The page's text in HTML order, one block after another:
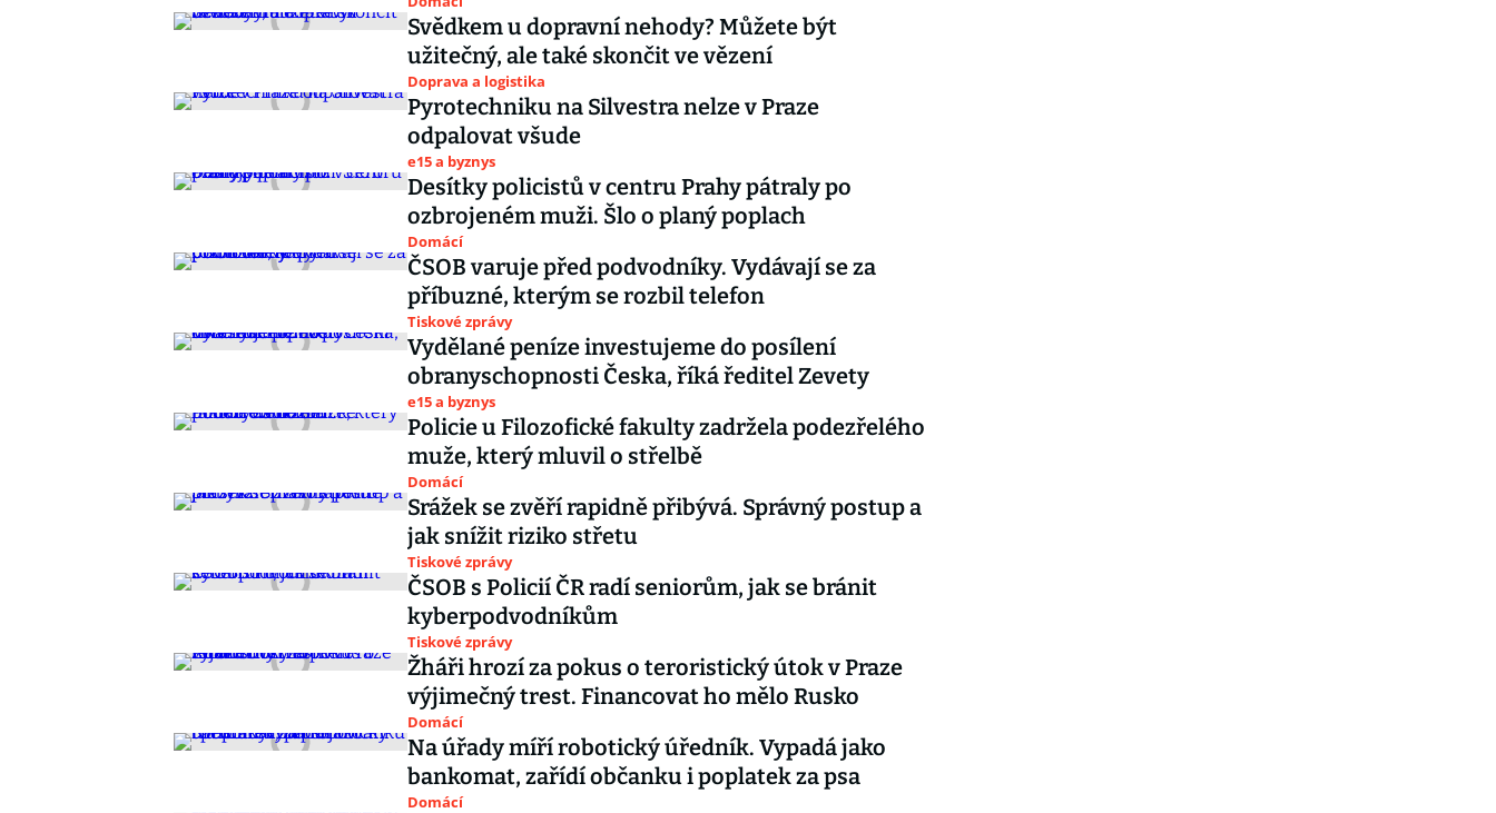
Svědkem u dopravní nehody? Můžete být
užitečný, ale také skončit ve vězení
Doprava a logistika
Pyrotechniku na Silvestra nelze v Praze
odpalovat všude
e15 a byznys
Desítky policistů v centru Prahy pátraly po
ozbrojeném muži. Šlo o planý poplach
Domácí
ČSOB varuje před podvodníky. Vydávají se za
příbuzné, kterým se rozbil telefon
Tiskové zprávy
Vydělané peníze investujeme do posílení
obranyschopnosti Česka, říká ředitel Zevety
e15 a byznys
Policie u Filozofické fakulty zadržela podezřelého
muže, který mluvil o střelbě
Domácí
Srážek se zvěří rapidně přibývá. Správný postup a
jak snížit riziko střetu
Tiskové zprávy
ČSOB s Policií ČR radí seniorům, jak se bránit
kyberpodvodníkům
Tiskové zprávy
Žháři hrozí za pokus o teroristický útok v Praze
výjimečný trest. Financovat ho mělo Rusko
Domácí
Na úřady míří robotický úředník. Vypadá jako
bankomat, zařídí občanku i poplatek za psa
Domácí